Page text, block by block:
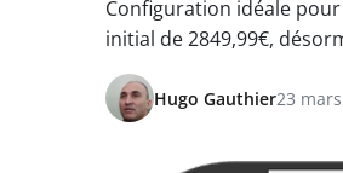
Configuration idéale
initial de 2849,99€,
Hugo Gauthier23